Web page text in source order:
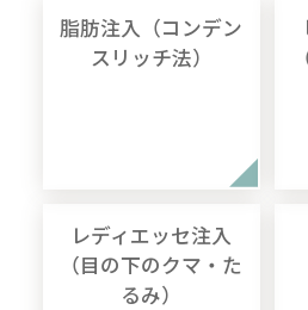
脂肪注入（コンデン
スリッチ法）
レディエッセ注入
（目の下のクマ・た
るみ）